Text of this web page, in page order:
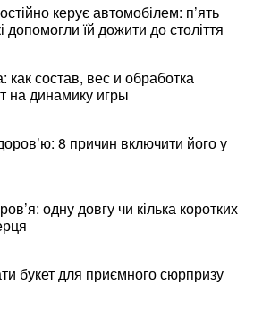
керує автомобілем: п’ять
допомогли їй дожити до століття
состав, вес и обработка
на динамику игры
8 причин включити його у
одну довгу чи кілька коротких
букет для приємного сюрпризу